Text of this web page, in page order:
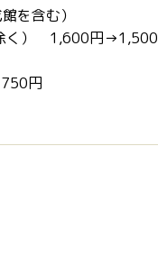
を含む）
除く） 1,600円→1,500
円